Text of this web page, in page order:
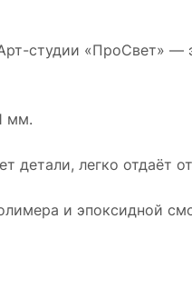
студии «ПроСвет» —
мм.
детали, легко отдаёт
и эпоксидной